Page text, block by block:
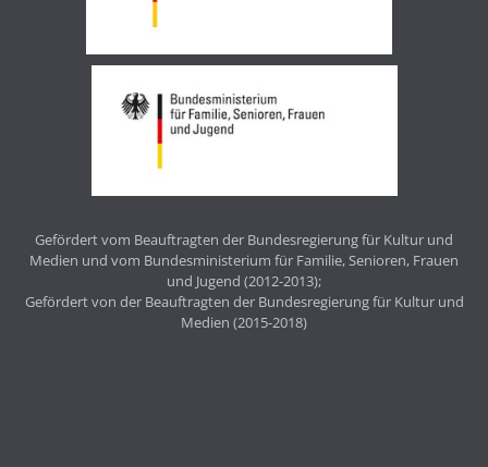
Gefördert vom Beauftragten der Bundesregierung für Kultur und
Medien und vom Bundesministerium für Familie, Senioren, Frauen
und Jugend (2012-2013);
Gefördert von der Beauftragten der Bundesregierung für Kultur und
Medien (2015-2018)